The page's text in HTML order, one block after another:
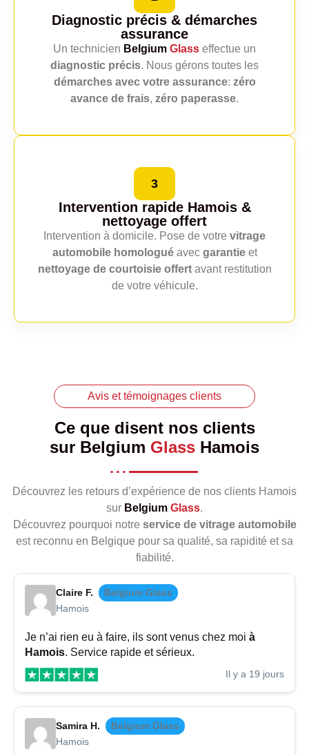
Diagnostic précis & démarches
assurance
Un technicien Belgium Glass effectue un
diagnostic précis. Nous gérons toutes les
démarches avec votre assurance: zéro
avance de frais, zéro paperasse.
3
Intervention rapide Hamois &
nettoyage offert
Intervention à domicile. Pose de votre vitrage
automobile homologuéavec garantieet
nettoyage de courtoisie offertavant restitution
de votre véhicule.
Avis et témoignages clients
Ce que disent nos clients
sur Belgium Glass Hamois
Découvrez les retours d’expérience de nos clients Hamois
sur Belgium Glass.
Découvrez pourquoi notre service de vitrage automobile
est reconnu en Belgique pour sa qualité, sa rapidité et sa
fiabilité.
Claire F.
Belgium Glass
Hamois
Je n’ai rien eu à faire, ils sont venus chez moi à
Hamois. Service rapide et sérieux.
Il y a 19 jours
Samira H.
Belgium Glass
Hamois